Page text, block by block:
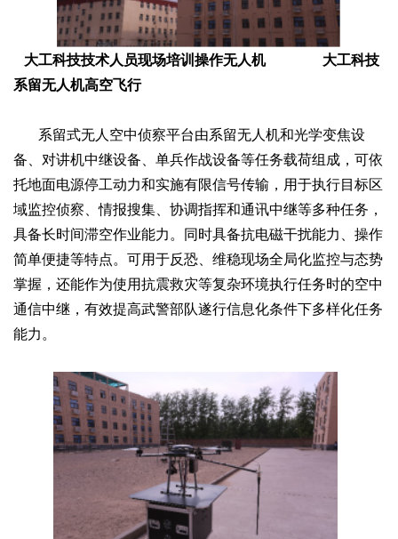
大工科技技术人员现场培训操作无人机
大工科技
系留无人机高空飞行
系留式无人空中侦察平台由系留无人机和光学变焦设
备、对讲机中继设备、单兵作战设备等任务载荷组成，可依
托地面电源停工动力和实施有限信号传输，用于执行目标区
域监控侦察、情报搜集、协调指挥和通讯中继等多种任务，
具备长时间滞空作业能力。同时具备抗电磁干扰能力、操作
简单便捷等特点。可用于反恐、维稳现场全局化监控与态势
掌握，还能作为使用抗震救灾等复杂环境执行任务时的空中
通信中继，有效提高武警部队遂行信息化条件下多样化任务
能力。